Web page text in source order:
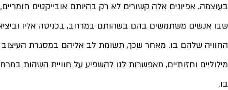
בעוצמה. אפיונים אלה קשורים לא רק בהיותם אובייקטים
שבו אנשים משתמשים בהם בשהותם במרחב, בכניסה אליו
החוויה שלהם בו. מאחר שכך, תשומת לב אליהם במסגרת העיצוב
מילוליים וחזותיים, מאפשרות לנו להשפיע על חוויית השהות
בו.